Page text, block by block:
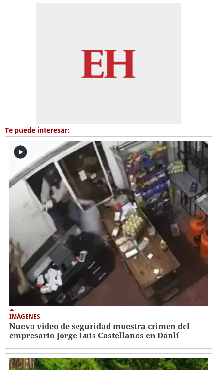
Te puede interesar:
IMÁGENES
Nuevo video de seguridad muestra crimen del
empresario Jorge Luis Castellanos en Danlí